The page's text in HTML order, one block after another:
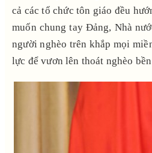
cả các tổ chức tôn giáo đều
muốn chung tay Đảng, Nhà
người nghèo trên khắp mọi
lực để vươn lên thoát nghèo